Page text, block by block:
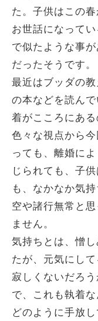
た。子供はこの春
お世話になって
で似たような事
だったそうです。
最近はブッダの
の本などを読ん
着がこころにある
色々な視点から
っても、離婚に
じられても、子
も、なかなか気持
空や諸行無常と
ません。
気持ちとは、憎
たが、元気にし
寂しくないだろ
で、これも執着な
どのように手放